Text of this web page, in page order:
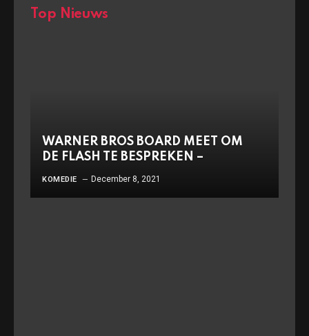
Top Nieuws
WARNER BROS BOARD MEET OM
DE FLASH TE BESPREKEN –
KOMEDIE December 8, 2021